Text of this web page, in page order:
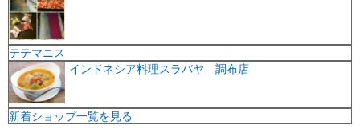
テテマニス
インドネシア料理スラバヤ 調布店
新着ショップ一覧を見る